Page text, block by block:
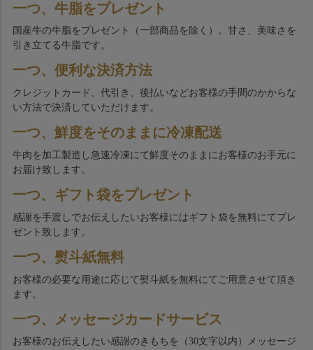
一つ、牛脂をプレゼント
国産牛の牛脂をプレゼント（一部商品を除く）。甘さ、美味さを
引き立てる牛脂です。
一つ、便利な決済方法
クレジットカード、代引き、後払いなどお客様の手間のかからな
い方法で決済していただけます。
一つ、鮮度をそのままに冷凍配送
牛肉を加工製造し急速冷凍にて鮮度そのままにお客様のお手元に
お届け致します。
一つ、ギフト袋をプレゼント
感謝を手渡しでお伝えしたいお客様にはギフト袋を無料にてプレ
ゼント致します。
一つ、熨斗紙無料
お客様の必要な用途に応じて熨斗紙を無料にてご用意させて頂き
ます。
一つ、メッセージカードサービス
お客様のお伝えしたい感謝のきもちを（30文字以内）メッセージ